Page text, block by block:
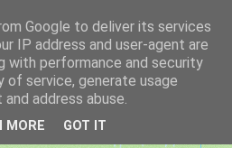
palabras
MORENO
Google to deliver its services
IP address and user-agent are
with performance and security
service, generate usage
address abuse.
MORE GOT IT